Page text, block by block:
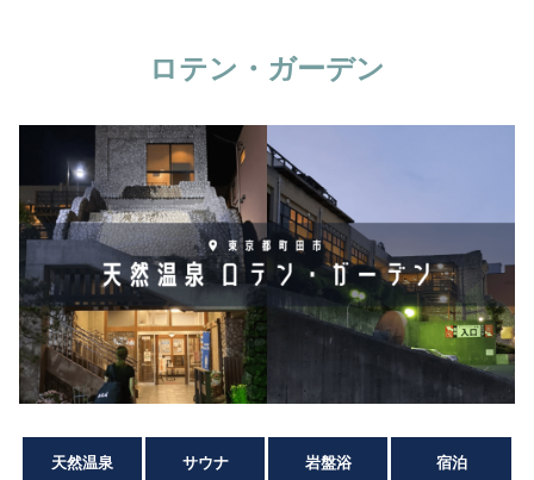
ロテン・ガーデン
天然温泉 サウナ 岩盤浴 宿泊